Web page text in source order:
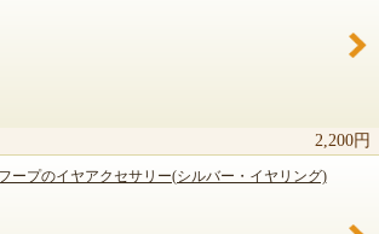
2,200円
フープのイヤアクセサリー(シルバー・イヤリング)